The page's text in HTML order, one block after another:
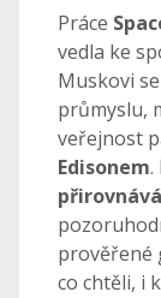
Práce
vedla ke
Muskovi
průmyslu,
veřejnost
Edisonem.
prověřené
co chtěli, i